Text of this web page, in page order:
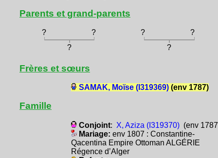
Parents et grand-parents
? ? ?
?
?
?
Frères et sœurs
SAMAK, Moïse (I319369)(env 1787)
Famille
Conjoint: X, Aziza (I319370)(env
Mariage: env 1807 : Constantine-
Qacentina Empire Ottoman ALGÉRIE
Régence d’Alger